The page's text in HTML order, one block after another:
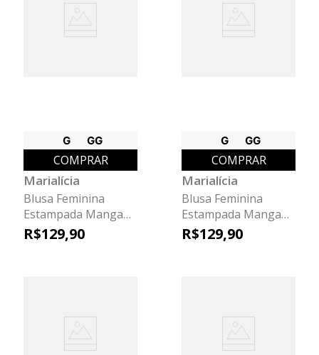
G GG
COMPRAR
Marialícia
Blusa Feminina
Estampada Manga
Ampla Marialícia
R$129,90
G GG
COMPRAR
Marialícia
Blusa Feminina
Estampada Manga
Ampla Marialícia
Marrom
R$129,90